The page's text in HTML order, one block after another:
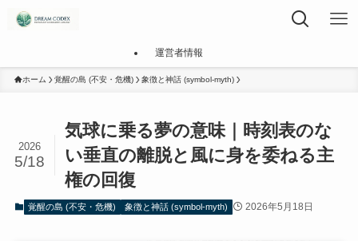
運営者情報
ホーム 覚醒の島 (不安・危機) 象徴と神話 (symbol-myth)
気球に乗る夢の意味｜時刻表のな
い垂直の離脱と風に身を委ねる主
権の回復
2026
5/18
覚醒の島 (不安・危機) 象徴と神話 (symbol-myth) 2026年5月18日